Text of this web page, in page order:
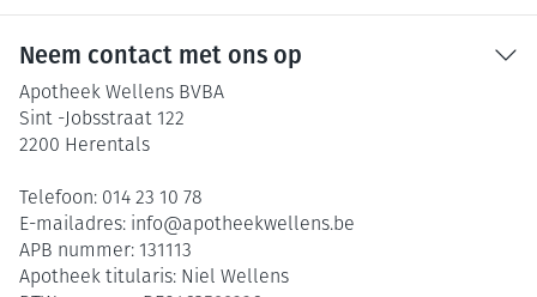
Neem contact met ons op
Apotheek Wellens BVBA
Sint -Jobsstraat 122
2200 Herentals
Telefoon: 014 23 10 78
E-mailadres: info@apotheekwellens.be
APB nummer: 131113
Apotheek titularis: Niel Wellens